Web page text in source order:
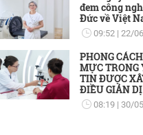
đem công
Đức về Việt
09:52 22/
PHONG
MỰC
TIN ĐƯỢC
ĐIỀU GIẢN DỊ
08:19 30/